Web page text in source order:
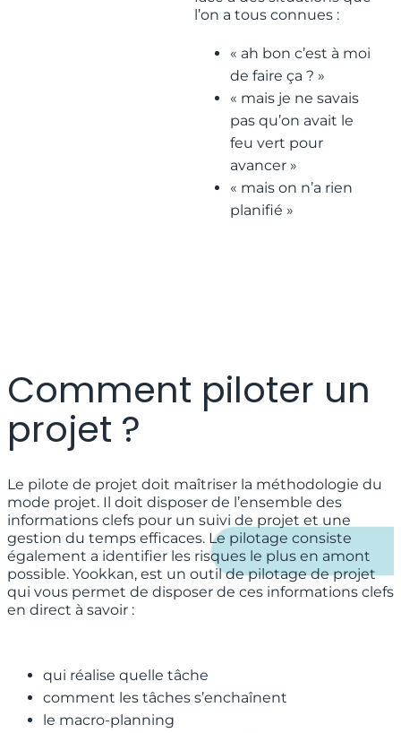
l’on a tous connues :
« ah bon c’est à moi
de faire ça ? »
« mais je ne savais
pas qu’on avait le
feu vert pour
avancer »
« mais on n’a rien
planifié »
Comment piloter un
projet ?
Le pilote de projet doit maîtriser la méthodologie du
mode projet. Il doit disposer de l’ensemble des
informations clefs pour un suivi de projet et une
gestion du temps efficaces. Le pilotage consiste
également a identifier les risques le plus en amont
possible. Yookkan, est un outil de pilotage de projet
qui vous permet de disposer de ces informations clefs
en direct à savoir :
qui réalise quelle tâche
comment les tâches s’enchaînent
le macro-planning